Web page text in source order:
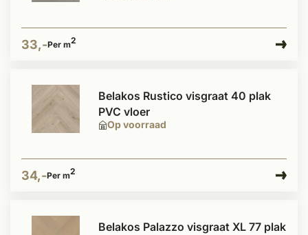
33,-Per m2
Op voorraad
Belakos Rustico visgraat 40 plak
PVC vloer
34,-Per m2
Belakos Palazzo visgraat XL 77 plak